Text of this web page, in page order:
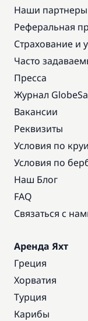
Наши партнеры
Реферальная
Страхование и
Часто
Пресса
Журнал
Вакансии
Реквизиты
Условия по
Условия по
Наш Блог
FAQ
Связаться с
Аренда Яхт
Греция
Хорватия
Турция
Карибы